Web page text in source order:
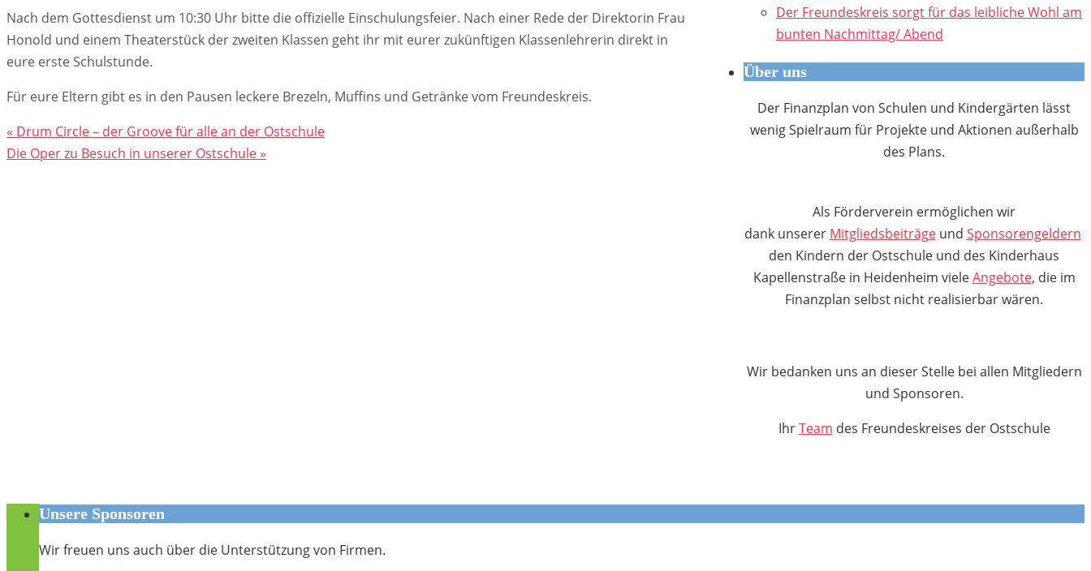
Nach dem Gottesdienst um 10:30 Uhr bitte die offizielle Einschulungsfeier. Nach einer Rede der Direktorin Frau
Honold und einem Theaterstück der zweiten Klassen geht ihr mit eurer zukünftigen Klassenlehrerin direkt in
eure erste Schulstunde.
Für eure Eltern gibt es in den Pausen leckere Brezeln, Muffins und Getränke vom Freundeskreis.
« Drum Circle – der Groove für alle an der Ostschule
Die Oper zu Besuch in unserer Ostschule»
Der Freundeskreis sorgt für das leibliche Wohl am
bunten Nachmittag/ Abend
Über uns
Der Finanzplan von Schulen und Kindergärten lässt
wenig Spielraum für Projekte und Aktionen außerhalb
des Plans.
Als Förderverein ermöglichen wir
dank unserer Mitgliedsbeiträgeund Sponsorengeldern
den Kindern der Ostschule und des Kinderhaus
Kapellenstraße in Heidenheim vieleAngebote, die im
Finanzplan selbst nicht realisierbar wären.
Wir bedanken uns an dieser Stelle bei allen Mitgliedern
und Sponsoren.
IhrTeam des Freundeskreises der Ostschule
Unsere Sponsoren
Wir freuen uns auch über die Unterstützung von Firmen.